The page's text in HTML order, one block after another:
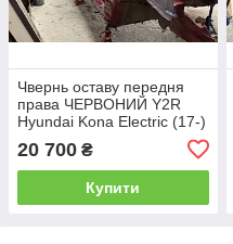
Чвернь оставу передня
права ЧЕРВОНИЙ Y2R
Hyundai Kona Electric (17-)
20 700 ₴
Купити